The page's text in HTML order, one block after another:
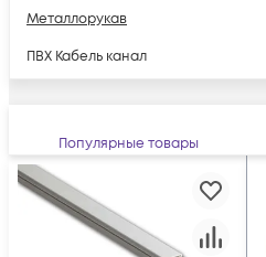
Металлорукав
ПВХ Кабель канал
Щиты распределительные, корпуса
Электропитание
Электроустановочные изделия
Популярные товары